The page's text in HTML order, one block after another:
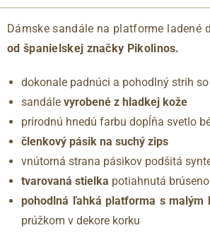
Dámske sandále na platforme ladené
od španielskej značky Pikolinos.
dokonale padnúci a pohodlný strih
sandále vyrobené z hladkej kože
prírodnú hnedú farbu dopĺňa svetlo
členkový pásik na suchý zips
vnútorná strana pásikov podšitá
tvarovaná stielka potiahnutá
pohodlná ľahká platforma s malým
prúžkom v dekore korku